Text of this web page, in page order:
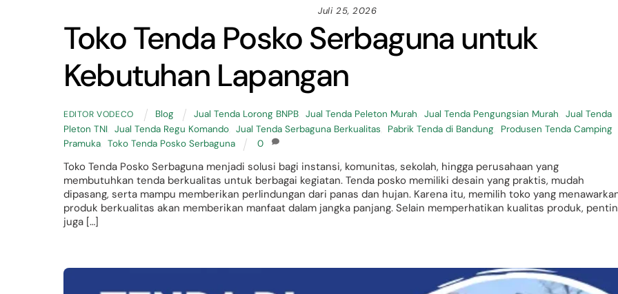
Juli 25, 2026
Toko Tenda Posko Serbaguna untuk
Kebutuhan Lapangan
EDITOR VODECO Blog Jual Tenda Lorong BNPB, Jual Tenda Peleton Murah Jual Tenda Pengungsian Murah
Jual Tenda
Pleton TNI Jual Tenda Regu Komando Jual Tenda Serbaguna Berkualitas Pabrik Tenda di Bandung
Produsen Tenda Camping
Pramuka Toko Tenda Posko Serbaguna 0
Toko Tenda Posko Serbaguna menjadi solusi bagi instansi, komunitas, sekolah, hingga perusahaan yang
membutuhkan tenda berkualitas untuk berbagai kegiatan. Tenda posko memiliki desain yang praktis, mudah
dipasang, serta mampu memberikan perlindungan dari panas dan hujan. Karena itu, memilih toko yang
produk berkualitas akan memberikan manfaat dalam jangka panjang. Selain memperhatikan kualitas produk,
juga […]